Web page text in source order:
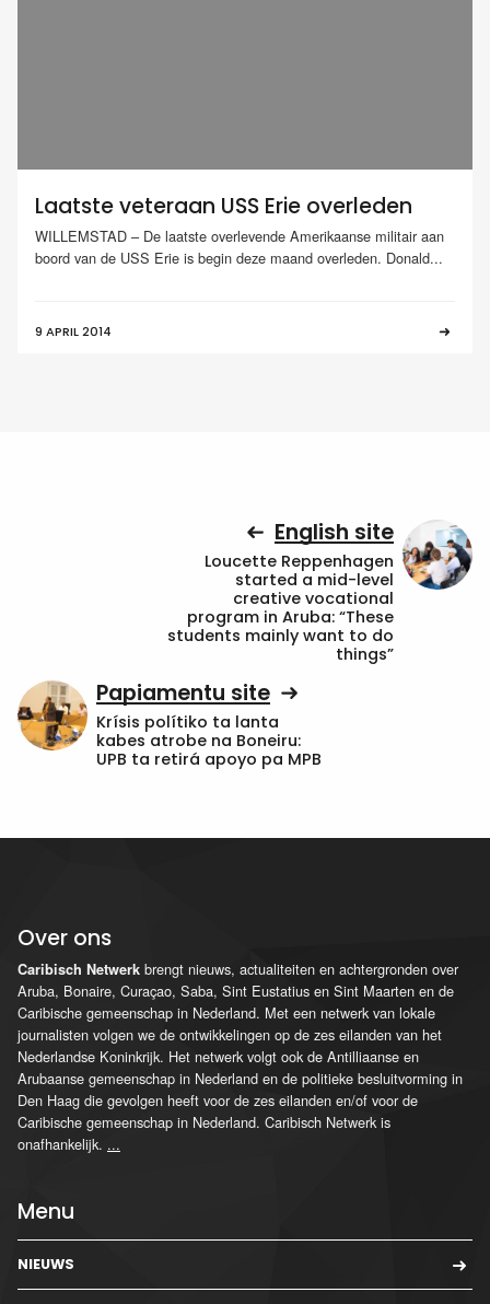
Laatste veteraan USS Erie overleden
WILLEMSTAD – De laatste overlevende Amerikaanse militair aan
boord van de USS Erie is begin deze maand overleden. Donald...
9 APRIL 2014
English site
Loucette Reppenhagen
started a mid-level
creative vocational
program in Aruba: “These
students mainly want to do
things”
Papiamentu site
Krísis polítiko ta lanta
kabes atrobe na Boneiru:
UPB ta retirá apoyo pa MPB
Over ons
Caribisch Netwerk brengt nieuws, actualiteiten en achtergronden over
Aruba, Bonaire, Curaçao, Saba, Sint Eustatius en Sint Maarten en de
Caribische gemeenschap in Nederland. Met een netwerk van lokale
journalisten volgen we de ontwikkelingen op de zes eilanden van het
Nederlandse Koninkrijk. Het netwerk volgt ook de Antilliaanse en
Arubaanse gemeenschap in Nederland en de politieke besluitvorming in
Den Haag die gevolgen heeft voor de zes eilanden en/of voor de
Caribische gemeenschap in Nederland. Caribisch Netwerk is
onafhankelijk. ...
Menu
NIEUWS